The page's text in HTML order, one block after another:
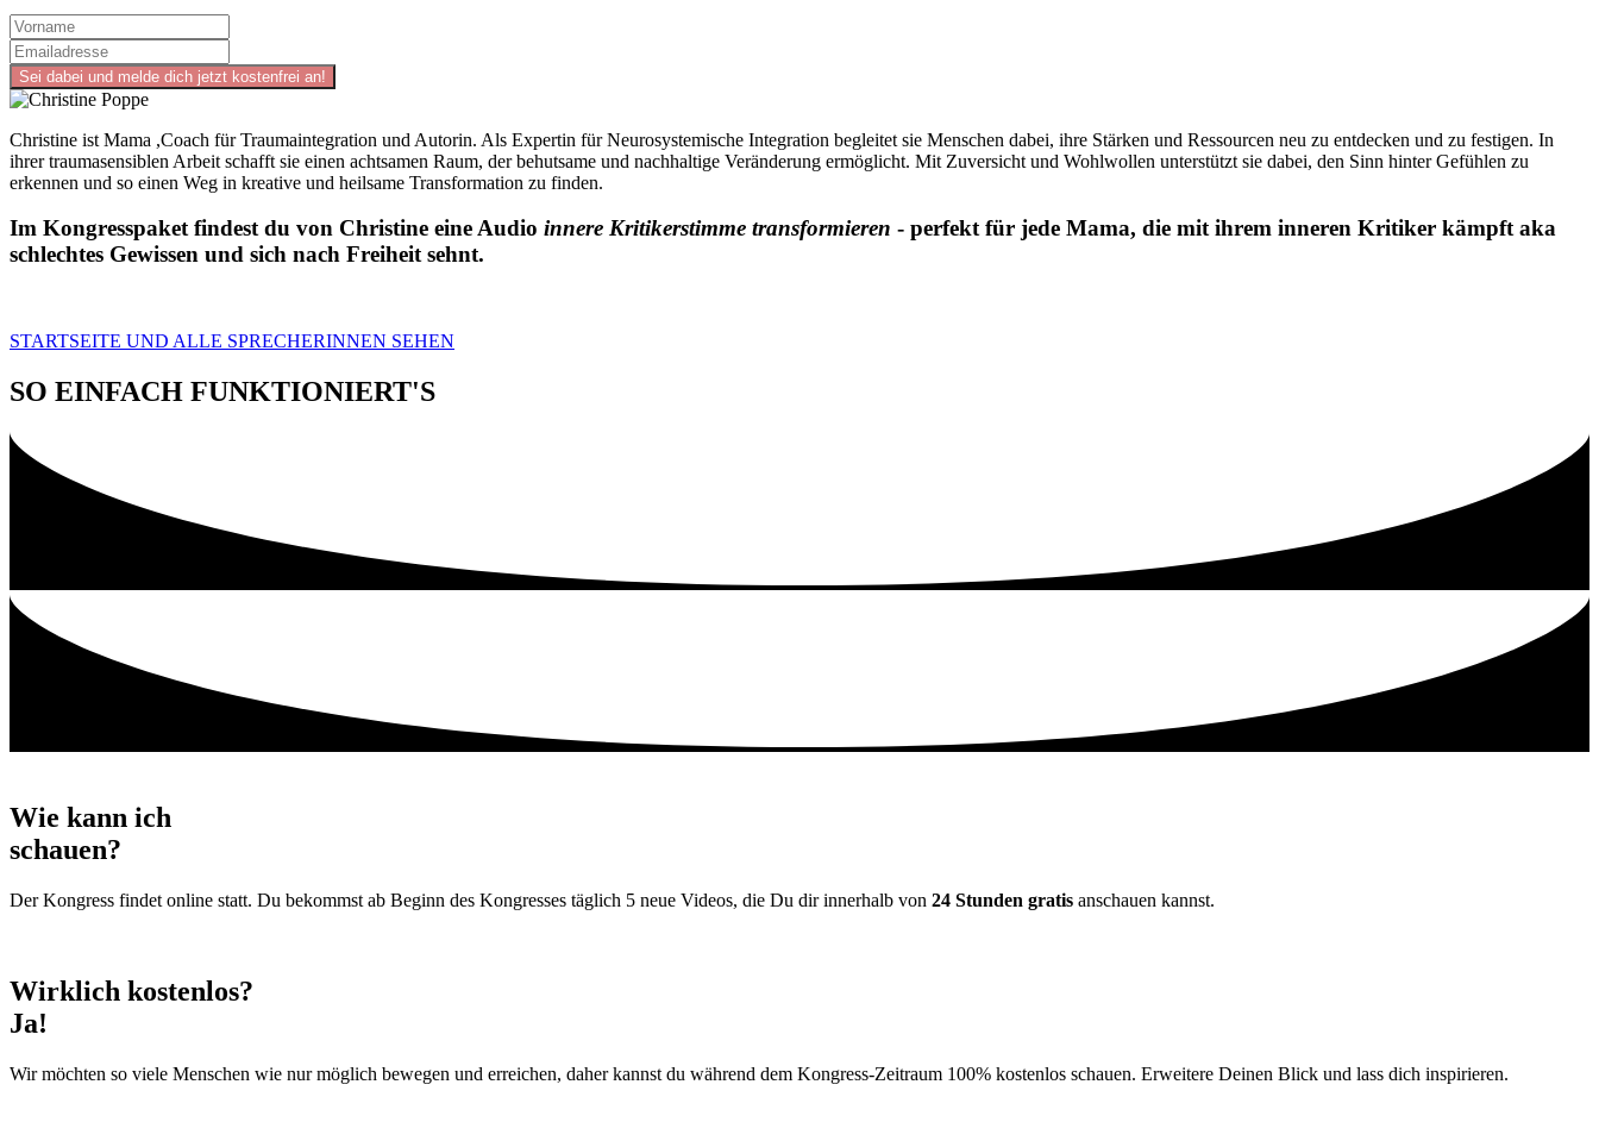
Christine ist Mama ,Coach für Traumaintegration und Autorin. Als Expertin für Neurosystemische Integration begleitet sie Menschen dabei, ihre Stärken und Ressourcen neu zu entdecken und zu festigen. In
ihrer traumasensiblen Arbeit schafft sie einen achtsamen Raum, der behutsame und nachhaltige Veränderung ermöglicht. Mit Zuversicht und Wohlwollen unterstützt sie dabei, den Sinn hinter Gefühlen zu
erkennen und so einen Weg in kreative und heilsame Transformation zu finden.
Im Kongresspaket findest du von Christine eine Audio innere Kritikerstimme transformieren - perfekt für jede Mama, die mit ihrem inneren Kritiker kämpft aka
schlechtes Gewissen und sich nach Freiheit sehnt.
STARTSEITE UND ALLE SPRECHERINNEN SEHEN
SO EINFACH FUNKTIONIERT'S
Wie kann ich
schauen?
Der Kongress findet online statt. Du bekommst ab Beginn des Kongresses täglich 5 neue Videos, die Du dir innerhalb von 24 Stunden gratis anschauen kannst.
Wirklich kostenlos?
Ja!
Wir möchten so viele Menschen wie nur möglich bewegen und erreichen, daher kannst du während dem Kongress-Zeitraum 100% kostenlos schauen. Erweitere Deinen Blick und lass dich inspirieren.